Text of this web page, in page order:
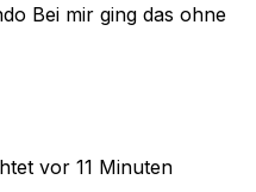
Bei mir ging das ohne
vor 11 Minuten